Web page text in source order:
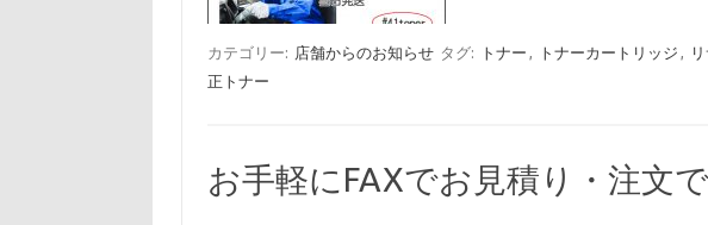
カテゴリー: 店舗からのお知らせ タグ: トナー , トナーカートリッジ ,
正トナー
お手軽にFAXでお見積り・注文